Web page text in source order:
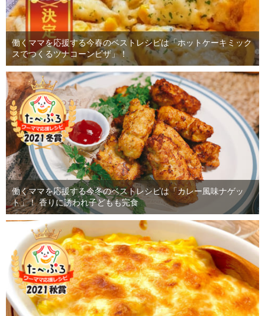
働くママを応援する今春のベストレシピは「ホットケーキミック
スでつくるツナコーンピザ」！
働くママを応援する今冬のベストレシピは「カレー風味ナゲッ
ト」！ 香りに誘われ子どもも完食